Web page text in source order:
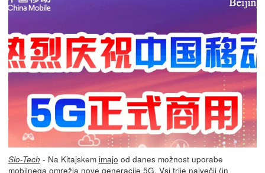
Slo-Tech - Na Kitajskem imajo od danes možnost uporabe
mobilnega omrežja nove generacije 5G. Vsi trije največji (in